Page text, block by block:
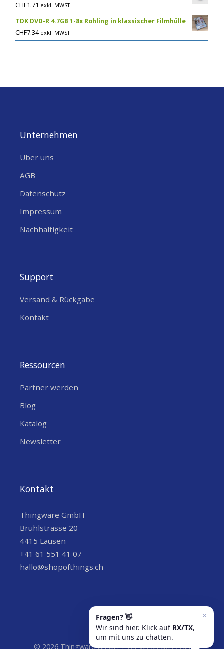
CHF1.71 exkl. MWST
TDK DVD-R 4.7GB 1-8x Rohling in klassischer Filmhülle
CHF7.34 exkl. MWST
Unternehmen
Über uns
AGB
Datenschutz
Impressum
Nachhaltigkeit
Support
Versand & Rückgabe
Kontakt
Ressourcen
Partner werden
Blog
Katalog
Newsletter
Kontakt
Thingware GmbH
Brühlstrasse 20
4415 Lausen
+41 61 551 41 07
hallo@shopofthings.ch
© 2026 Thingware GmbH | Wir versenden grün